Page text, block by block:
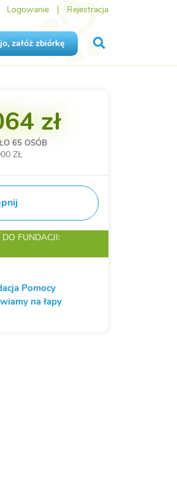
Logowanie Rejestracja
załóż zbiórkę
zł
65 OSÓB
ZŁ
DO FUNDACJI:
Pomocy
na łapy